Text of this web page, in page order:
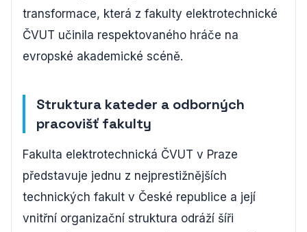
transformace, která z fakulty elektrotechnické
ČVUT učinila respektovaného hráče na
evropské akademické scéně.
Struktura kateder a odborných
pracovišť fakulty
Fakulta elektrotechnická ČVUT v Praze
představuje jednu z nejprestižnějších
technických fakult v České republice a její
vnitřní organizační struktura odráží šíři